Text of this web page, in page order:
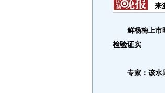
来
鲜杨梅上市
检验证实
专家：该水